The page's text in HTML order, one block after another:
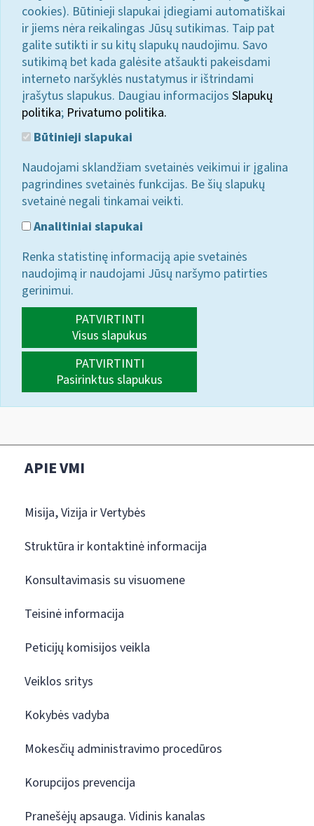
cookies). Būtinieji slapukai įdiegiami automatiškai
ir jiems nėra reikalingas Jūsų sutikimas. Taip pat
galite sutikti ir su kitų slapukų naudojimu. Savo
sutikimą bet kada galėsite atšaukti pakeisdami
interneto naršyklės nustatymus ir ištrindami
įrašytus slapukus. Daugiau informacijos Slapukų
politika; Privatumo politika.
Būtinieji slapukai
Naudojami sklandžiam svetainės veikimui ir įgalina
pagrindines svetainės funkcijas. Be šių slapukų
svetainė negali tinkamai veikti.
Analitiniai slapukai
Renka statistinę informaciją apie svetainės
naudojimą ir naudojami Jūsų naršymo patirties
gerinimui.
PATVIRTINTI
Visus slapukus
PATVIRTINTI
Pasirinktus slapukus
APIE VMI
Misija, Vizija ir Vertybės
Struktūra ir kontaktinė informacija
Konsultavimasis su visuomene
Teisinė informacija
Peticijų komisijos veikla
Veiklos sritys
Kokybės vadyba
Mokesčių administravimo procedūros
Korupcijos prevencija
Pranešėjų apsauga. Vidinis kanalas